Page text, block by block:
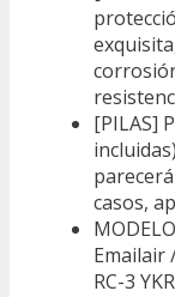
[PILAS]
casos,
Emailair
RC-3